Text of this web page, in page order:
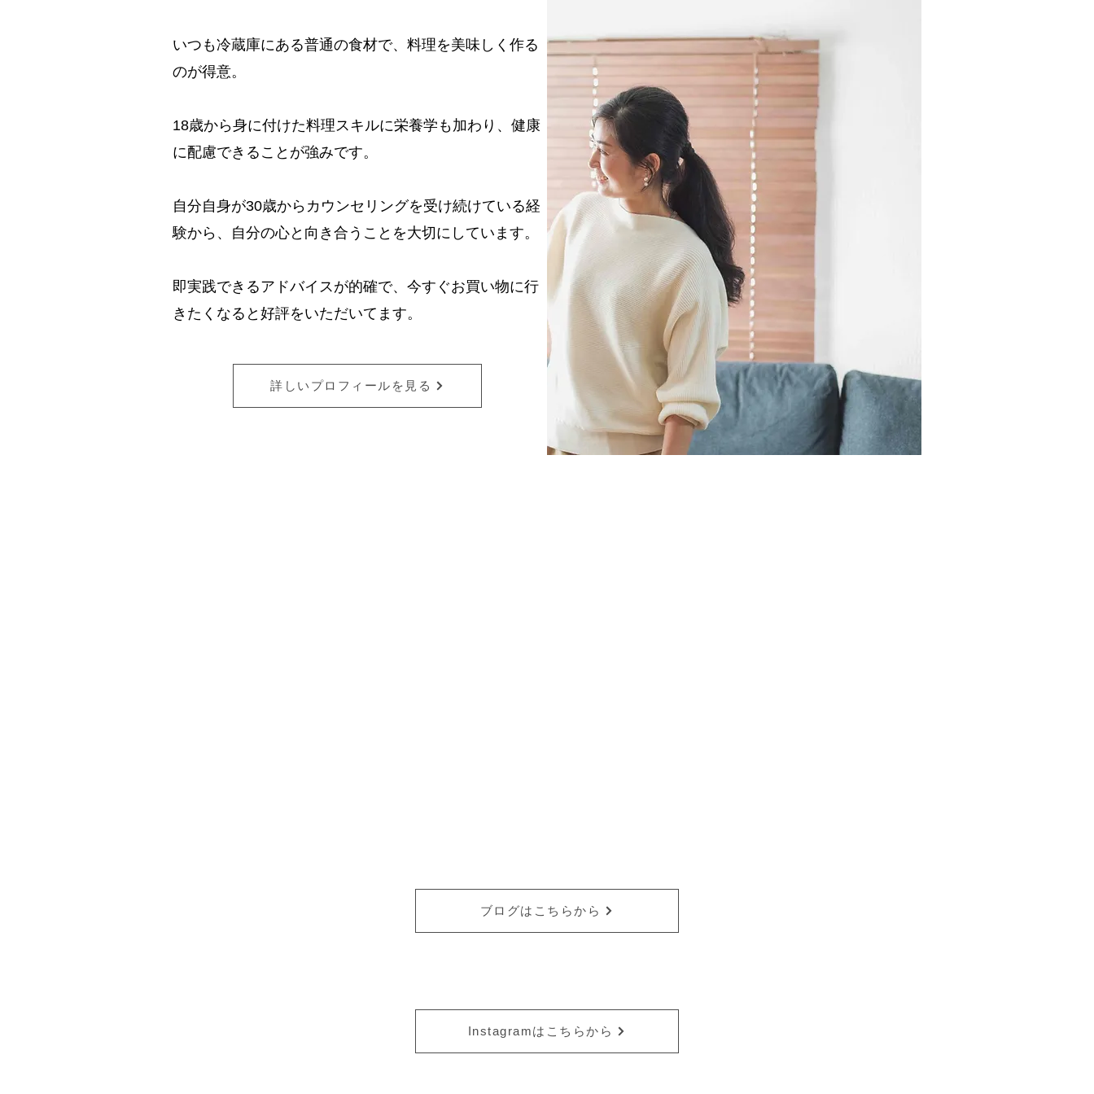
​​いつも冷蔵庫にある普通の食材で、料理を美味しく作る
のが得意。
18歳から身に付けた料理スキルに栄養学も加わり、健康
に配慮できることが強みです。
自分自身が30歳からカウンセリングを受け続けている経
験から、自分の心と向き合うことを大切にしています。
即実践できるアドバイスが的確で、今すぐお買い物に行
きたくなると好評をいただいてます。
詳しいプロフィールを見る
ブログはこちらから
Instagramはこちらから